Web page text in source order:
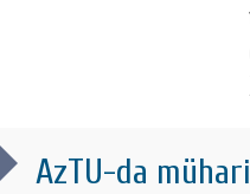
AzTU-da